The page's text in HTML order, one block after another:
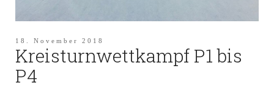
18. November 2018
Kreisturnwettkampf P1 bis
P4